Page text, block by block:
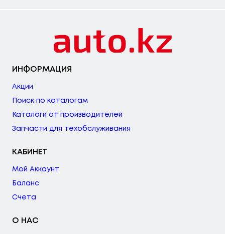
ИНФОРМАЦИЯ
Акции
Поиск по каталогам
Каталоги от производителей
Запчасти для техобслуживания
КАБИНЕТ
Мой Аккаунт
Баланс
Счета
О НАС